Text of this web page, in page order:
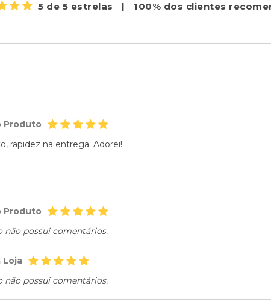
5 de 5 estrelas
| 100% dos clientes
Produto
rapidez na entrega. Adorei!
Produto
não possui comentários.
Loja
não possui comentários.